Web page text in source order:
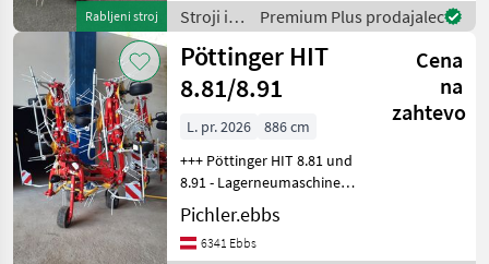
Rabljeni stroj
bei uns
Stroji in
oprema
za žetev
in
spravilo
/ SIP
Premium Plus prodajalec
Pöttinger HIT
8.81/8.91
Cena
na
zahtevo
L. pr. 2026
886 cm
+++ Pöttinger HIT 8.81 und
8.91 - Lagerneumaschinen! -
sofort verfügbar +++ +
Hydroflift + Tastrad +
Hydraulische
Pichler.ebbs
6341 Ebbs